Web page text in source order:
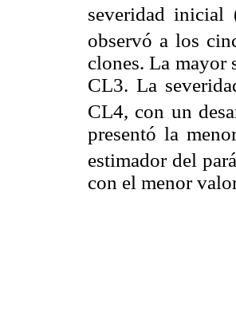
severidad inicial
observó a los
clones. La mayor
CL3. La
CL4, con un
presentó la
estimador del
con el menor